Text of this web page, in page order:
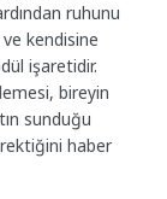
ruhunu
kendisine
işaretidir.
bireyin
sunduğu
haber